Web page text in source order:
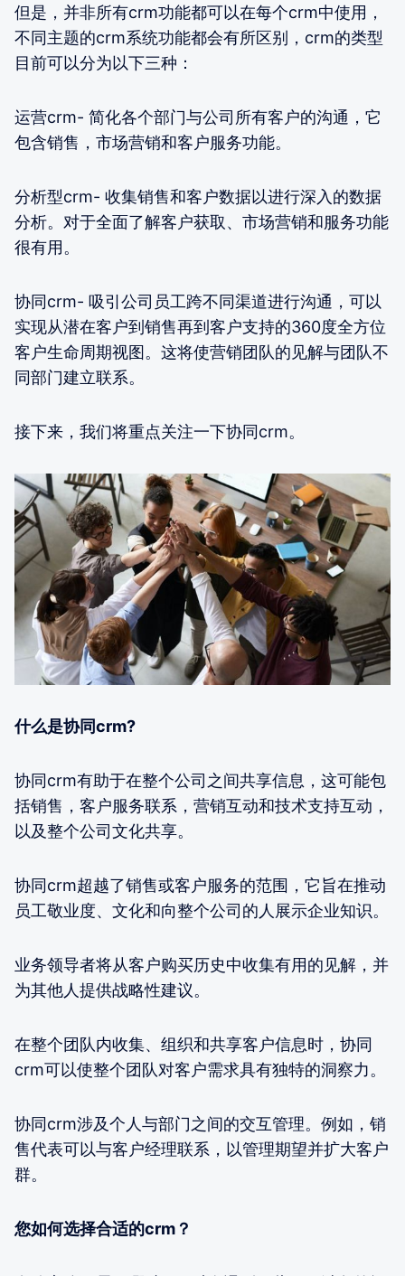
但是，并非所有crm功能都可以在每个crm中使用，
不同主题的crm系统功能都会有所区别，crm的类型
目前可以分为以下三种：
运营crm- 简化各个部门与公司所有客户的沟通，它
包含销售，市场营销和客户服务功能。
分析型crm- 收集销售和客户数据以进行深入的数据
分析。对于全面了解客户获取、市场营销和服务功能
很有用。
协同crm- 吸引公司员工跨不同渠道进行沟通，可以
实现从潜在客户到销售再到客户支持的360度全方位
客户生命周期视图。这将使营销团队的见解与团队不
同部门建立联系。
接下来，我们将重点关注一下协同crm。
什么是协同crm?
协同crm有助于在整个公司之间共享信息，这可能包
括销售，客户服务联系，营销互动和技术支持互动，
以及整个公司文化共享。
协同crm超越了销售或客户服务的范围，它旨在推动
员工敬业度、文化和向整个公司的人展示企业知识。
业务领导者将从客户购买历史中收集有用的见解，并
为其他人提供战略性建议。
在整个团队内收集、组织和共享客户信息时，协同
crm可以使整个团队对客户需求具有独特的洞察力。
协同crm涉及个人与部门之间的交互管理。例如，销
售代表可以与客户经理联系，以管理期望并扩大客户
群。
您如何选择合适的crm？